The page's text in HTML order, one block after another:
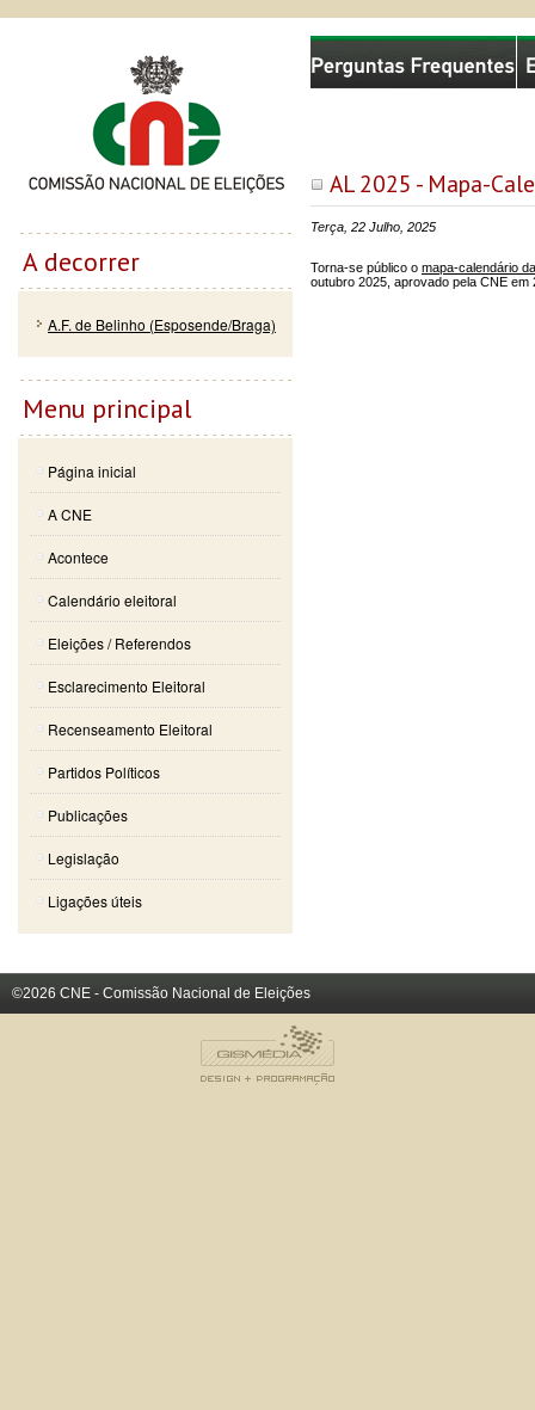
AL 2025 - Mapa-
Terça, 22 Julho, 2025
Torna-se público o mapa-calendário
outubro 2025, aprovado pela CNE em
Comissão Nacional de Eleições
A decorrer
A.F. de Belinho (Esposende/Braga)
Menu principal
Página inicial
A CNE
Acontece
Calendário eleitoral
Eleições / Referendos
Esclarecimento Eleitoral
Recenseamento Eleitoral
Partidos Políticos
Publicações
Legislação
Ligações úteis
©2026 CNE - Comissão Nacional de Eleições